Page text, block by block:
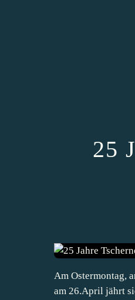
25
Am Ostermontag,
am 26.April jährt